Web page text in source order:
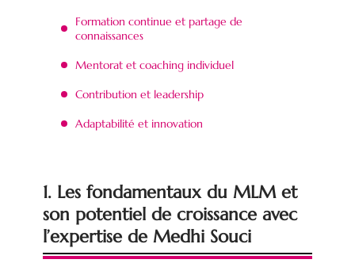
Formation continue et partage de
connaissances
Mentorat et coaching individuel
Contribution et leadership
Adaptabilité et innovation
1. Les fondamentaux du MLM et
son potentiel de croissance avec
l’expertise de Medhi Souci